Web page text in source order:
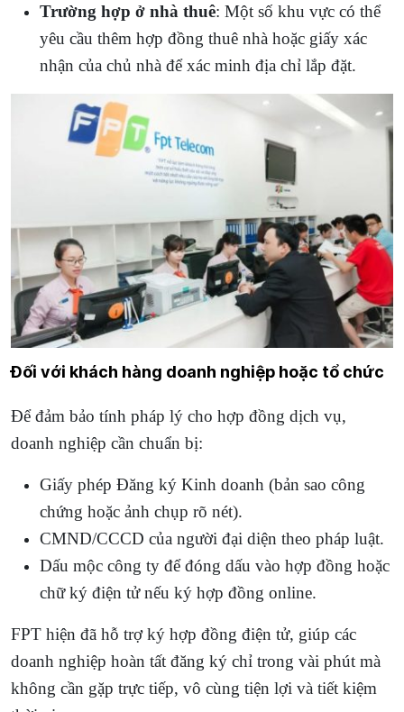
Trường hợp ở nhà thuê: Một số khu vực có thể
yêu cầu thêm hợp đồng thuê nhà hoặc giấy xác
nhận của chủ nhà để xác minh địa chỉ lắp đặt.
Đối với khách hàng doanh nghiệp hoặc tổ chức
Để đảm bảo tính pháp lý cho hợp đồng dịch vụ,
doanh nghiệp cần chuẩn bị:
Giấy phép Đăng ký Kinh doanh (bản sao công
chứng hoặc ảnh chụp rõ nét).
CMND/CCCD của người đại diện theo pháp luật.
Dấu mộc công ty để đóng dấu vào hợp đồng hoặc
chữ ký điện tử nếu ký hợp đồng online.
FPT hiện đã hỗ trợ ký hợp đồng điện tử, giúp các
doanh nghiệp hoàn tất đăng ký chỉ trong vài phút mà
không cần gặp trực tiếp, vô cùng tiện lợi và tiết kiệm